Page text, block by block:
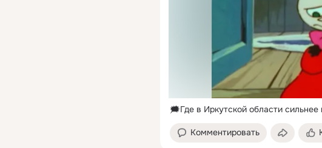
🗯Где в Иркутской области сильнее
Комментировать